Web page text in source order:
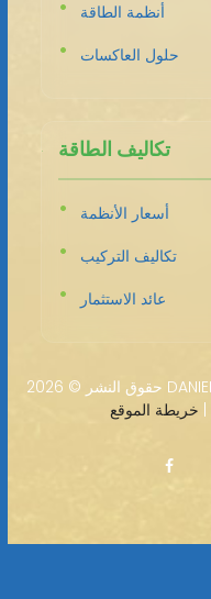
أنظمة الطاقة
حلول العاكسات
تكاليف الطاقة
أسعار الأنظمة
تكاليف التركيب
عائد الاستثمار
حقوق النشر ©
خريطة الموقع